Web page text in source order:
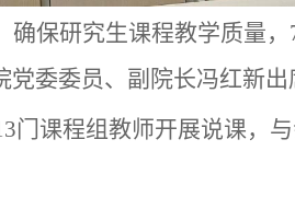
保研究生课程教学质量，
党委委员、副院长冯红新出
门课程组教师开展说课，